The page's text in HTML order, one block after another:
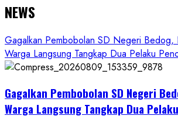
NEWS
Gagalkan Pembobolan SD Negeri Bedog,
Warga Langsung Tangkap Dua Pelaku
Gagalkan Pembobolan SD Negeri
Warga Langsung Tangkap Dua